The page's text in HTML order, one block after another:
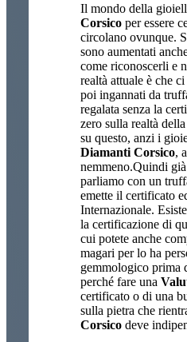
Il mondo della
Corsico per essere
circolano ovunque.
sono aumentati
come riconoscerli e
realtà attuale è che
poi ingannati da
regalata senza la
zero sulla realtà
su questo, anzi i
Diamanti Corsico,
nemmeno.Quindi
parliamo con un
emette il certificato
Internazionale.
la certificazione di
cui potete anche
magari per lo ha
gemmologico prima
perché fare una
certificato o di una
sulla pietra che
Corsico deve